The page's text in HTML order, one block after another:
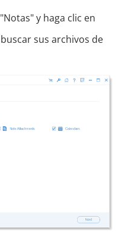
y haga clic en
sus archivos de